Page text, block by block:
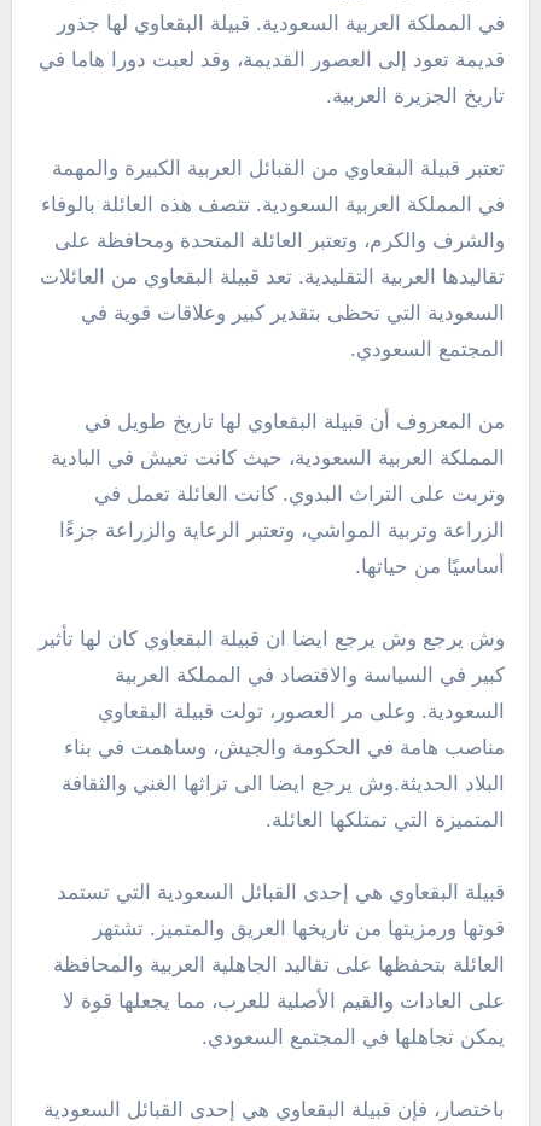
في المملكة العربية السعودية. قبيلة البقعاوي لها جذور
قديمة تعود إلى العصور القديمة، وقد لعبت دورا هاما في
تاريخ الجزيرة العربية.
تعتبر قبيلة البقعاوي من القبائل العربية الكبيرة والمهمة
في المملكة العربية السعودية. تتصف هذه العائلة بالوفاء
والشرف والكرم، وتعتبر العائلة المتحدة ومحافظة على
تقاليدها العربية التقليدية. تعد قبيلة البقعاوي من العائلات
السعودية التي تحظى بتقدير كبير وعلاقات قوية في
المجتمع السعودي.
من المعروف أن قبيلة البقعاوي لها تاريخ طويل في
المملكة العربية السعودية، حيث كانت تعيش في البادية
وتربت على التراث البدوي. كانت العائلة تعمل في
الزراعة وتربية المواشي، وتعتبر الرعاية والزراعة جزءًا
أساسيًا من حياتها.
وش يرجع وش يرجع ايضا ان قبيلة البقعاوي كان لها تأثير
كبير في السياسة والاقتصاد في المملكة العربية
السعودية. وعلى مر العصور، تولت قبيلة البقعاوي
مناصب هامة في الحكومة والجيش، وساهمت في بناء
البلاد الحديثة.وش يرجع ايضا الى تراثها الغني والثقافة
المتميزة التي تمتلكها العائلة.
قبيلة البقعاوي هي إحدى القبائل السعودية التي تستمد
قوتها ورمزيتها من تاريخها العريق والمتميز. تشتهر
العائلة بتحفظها على تقاليد الجاهلية العربية والمحافظة
على العادات والقيم الأصلية للعرب، مما يجعلها قوة لا
يمكن تجاهلها في المجتمع السعودي.
باختصار، فإن قبيلة البقعاوي هي إحدى القبائل السعودية